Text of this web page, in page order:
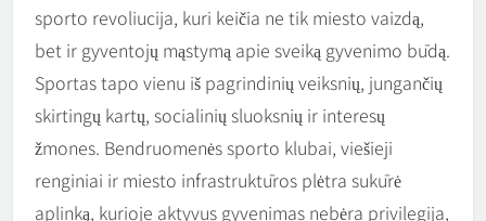
sporto revoliucija, kuri keičia ne tik miesto vaizdą,
bet ir gyventojų mąstymą apie sveiką gyvenimo būdą.
Sportas tapo vienu iš pagrindinių veiksnių, jungančių
skirtingų kartų, socialinių sluoksnių ir interesų
žmones. Bendruomenės sporto klubai, viešieji
renginiai ir miesto infrastruktūros plėtra sukūrė
aplinką, kurioje aktyvus gyvenimas nebėra privilegija,